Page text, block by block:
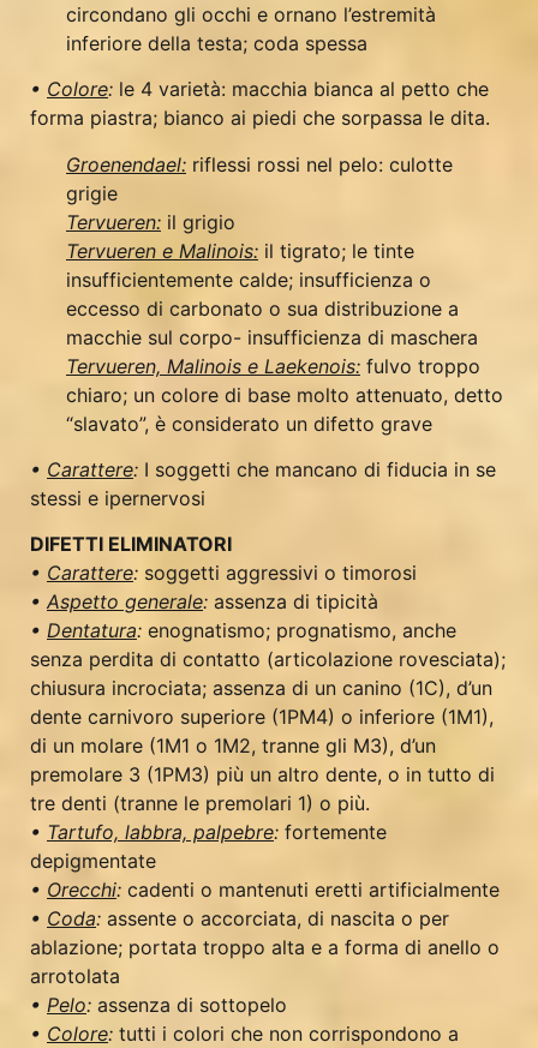
circondano gli occhi e ornano l’estremità
inferiore della testa; coda spessa
• Colore: le 4 varietà: macchia bianca al petto che
forma piastra; bianco ai piedi che sorpassa le dita.
Groenendael: riflessi rossi nel pelo: culotte
grigie
Tervueren: il grigio
Tervueren e Malinois: il tigrato; le tinte
insufficientemente calde; insufficienza o
eccesso di carbonato o sua distribuzione a
macchie sul corpo- insufficienza di maschera
Tervueren, Malinois e Laekenois: fulvo troppo
chiaro; un colore di base molto attenuato, detto
“slavato”, è considerato un difetto grave
• Carattere: I soggetti che mancano di fiducia in se
stessi e ipernervosi
DIFETTI ELIMINATORI
• Carattere: soggetti aggressivi o timorosi
• Aspetto generale: assenza di tipicità
• Dentatura: enognatismo; prognatismo, anche
senza perdita di contatto (articolazione rovesciata);
chiusura incrociata; assenza di un canino (1C), d’un
dente carnivoro superiore (1PM4) o inferiore (1M1),
di un molare (1M1 o 1M2, tranne gli M3), d’un
premolare 3 (1PM3) più un altro dente, o in tutto di
tre denti (tranne le premolari 1) o più.
• Tartufo, labbra, palpebre: fortemente
depigmentate
• Orecchi: cadenti o mantenuti eretti artificialmente
• Coda: assente o accorciata, di nascita o per
ablazione; portata troppo alta e a forma di anello o
arrotolata
• Pelo: assenza di sottopelo
• Colore: tutti i colori che non corrispondono a